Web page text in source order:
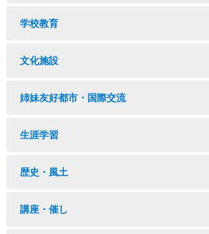
学校教育
文化施設
姉妹友好都市・国際交流
生涯学習
歴史・風土
講座・催し